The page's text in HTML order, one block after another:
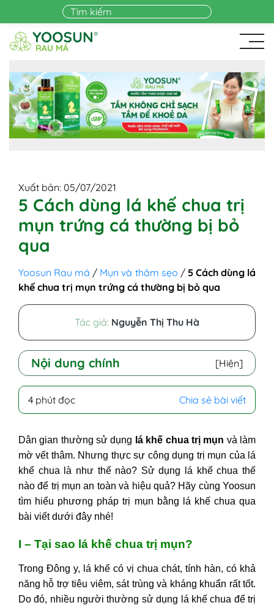
Skip to main content
Xuất bản: 05/07/2021
5 Cách dùng lá khế chua trị
mụn trứng cá thường bị bỏ
qua
Yoosun Rau má / Mụn và thâm sẹo / 5 Cách dùng lá
khế chua trị mụn trứng cá thường bị bỏ qua
Tác giả: Nguyễn Thị Thu Hà
Nội dung chính [Hiện]
I - Tại sao lá khế chua trị mụn?
II - Các cách trị mụn bằng lá khế
2. Mặt nạ muối và lá khế trị mụn trứng
cá
3. Nước lá khế trị mụn
III - Điều cần nhớ khi trị mụn bằng
lá khế chua
4 phút đọc Chia sẻ bài viết
Dân gian thường sử dụng lá khế chua trị mụn và làm
mờ vết thâm. Nhưng thực sự công dụng trị mụn của lá
khế chua là như thế nào? Sử dụng lá khế chua thế
nào để trị mụn an toàn và hiệu quả? Hãy cùng Yoosun
tìm hiểu phương pháp trị mụn bằng lá khế chua qua
bài viết dưới đây nhé!
I – Tại sao lá khế chua trị mụn?
Trong Đông y, lá khế có vị chua chát, tính hàn, có khả
năng hỗ trợ tiêu viêm, sát trùng và kháng khuẩn rất tốt.
Do đó, nhiều người thường sử dụng lá khế chua để trị